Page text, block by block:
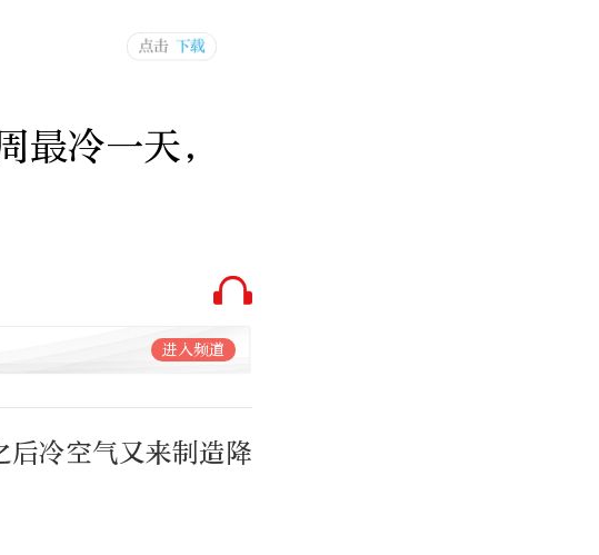
冷一天，
进入频道
后冷空气又来制造降